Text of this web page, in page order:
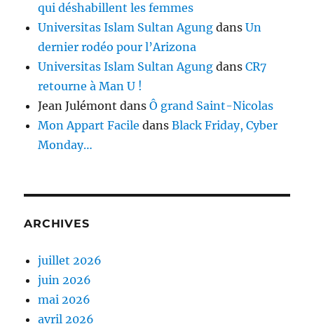
qui déshabillent les femmes
Universitas Islam Sultan Agung dansUn
dernier rodéo pour l’Arizona
Universitas Islam Sultan Agung dansCR7
retourne à Man U !
Jean Julémont dansÔ grand Saint-Nicolas
Mon Appart Facile dansBlack Friday, Cyber
Monday…
ARCHIVES
juillet 2026
juin 2026
mai 2026
avril 2026